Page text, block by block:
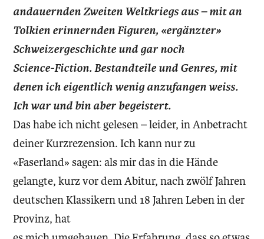
andauernden Zweiten Weltkriegs aus – mit an
Tolkien erinnernden Figuren, «ergänzter»
Schweizergeschichte und gar noch
Science-Fiction. Bestandteile und Genres, mit
denen ich eigentlich wenig anzufangen weiss.
Ich war und bin aber begeistert.
Das habe ich nicht gelesen – leider, in Anbetracht
deiner Kurzrezension. Ich kann nur zu
«Faserland» sagen: als mir das in die Hände
gelangte, kurz vor dem Abitur, nach zwölf Jahren
deutschen Klassikern und 18 Jahren Leben in der
Provinz, hat